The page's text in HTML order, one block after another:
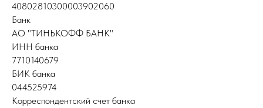
40802810300003902060
Банк
АО "ТИНЬКОФФ БАНК"
ИНН банка
7710140679
БИК банка
044525974
Корреспондентский счет банка